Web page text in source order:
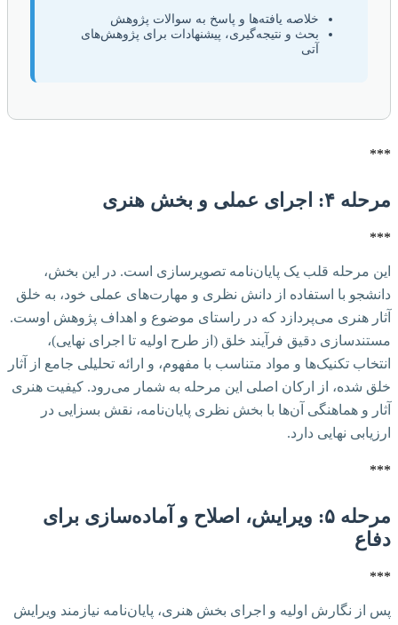
خلاصه یافته‌ها و پاسخ به سوالات پژوهش
بحث و نتیجه‌گیری، پیشنهادات برای پژوهش‌های
آتی
***
مرحله ۴: اجرای عملی و بخش هنری
***
این مرحله قلب یک پایان‌نامه تصویرسازی است. در این بخش،
دانشجو با استفاده از دانش نظری و مهارت‌های عملی خود، به خلق
آثار هنری می‌پردازد که در راستای موضوع و اهداف پژوهش اوست.
مستندسازی دقیق فرآیند خلق (از طرح اولیه تا اجرای نهایی)،
انتخاب تکنیک‌ها و مواد متناسب با مفهوم، و ارائه تحلیلی جامع از آثار
خلق شده، از ارکان اصلی این مرحله به شمار می‌رود. کیفیت هنری
آثار و هماهنگی آن‌ها با بخش نظری پایان‌نامه، نقش بسزایی در
ارزیابی نهایی دارد.
***
مرحله ۵: ویرایش، اصلاح و آماده‌سازی برای
دفاع
***
پس از نگارش اولیه و اجرای بخش هنری، پایان‌نامه نیازمند ویرایش